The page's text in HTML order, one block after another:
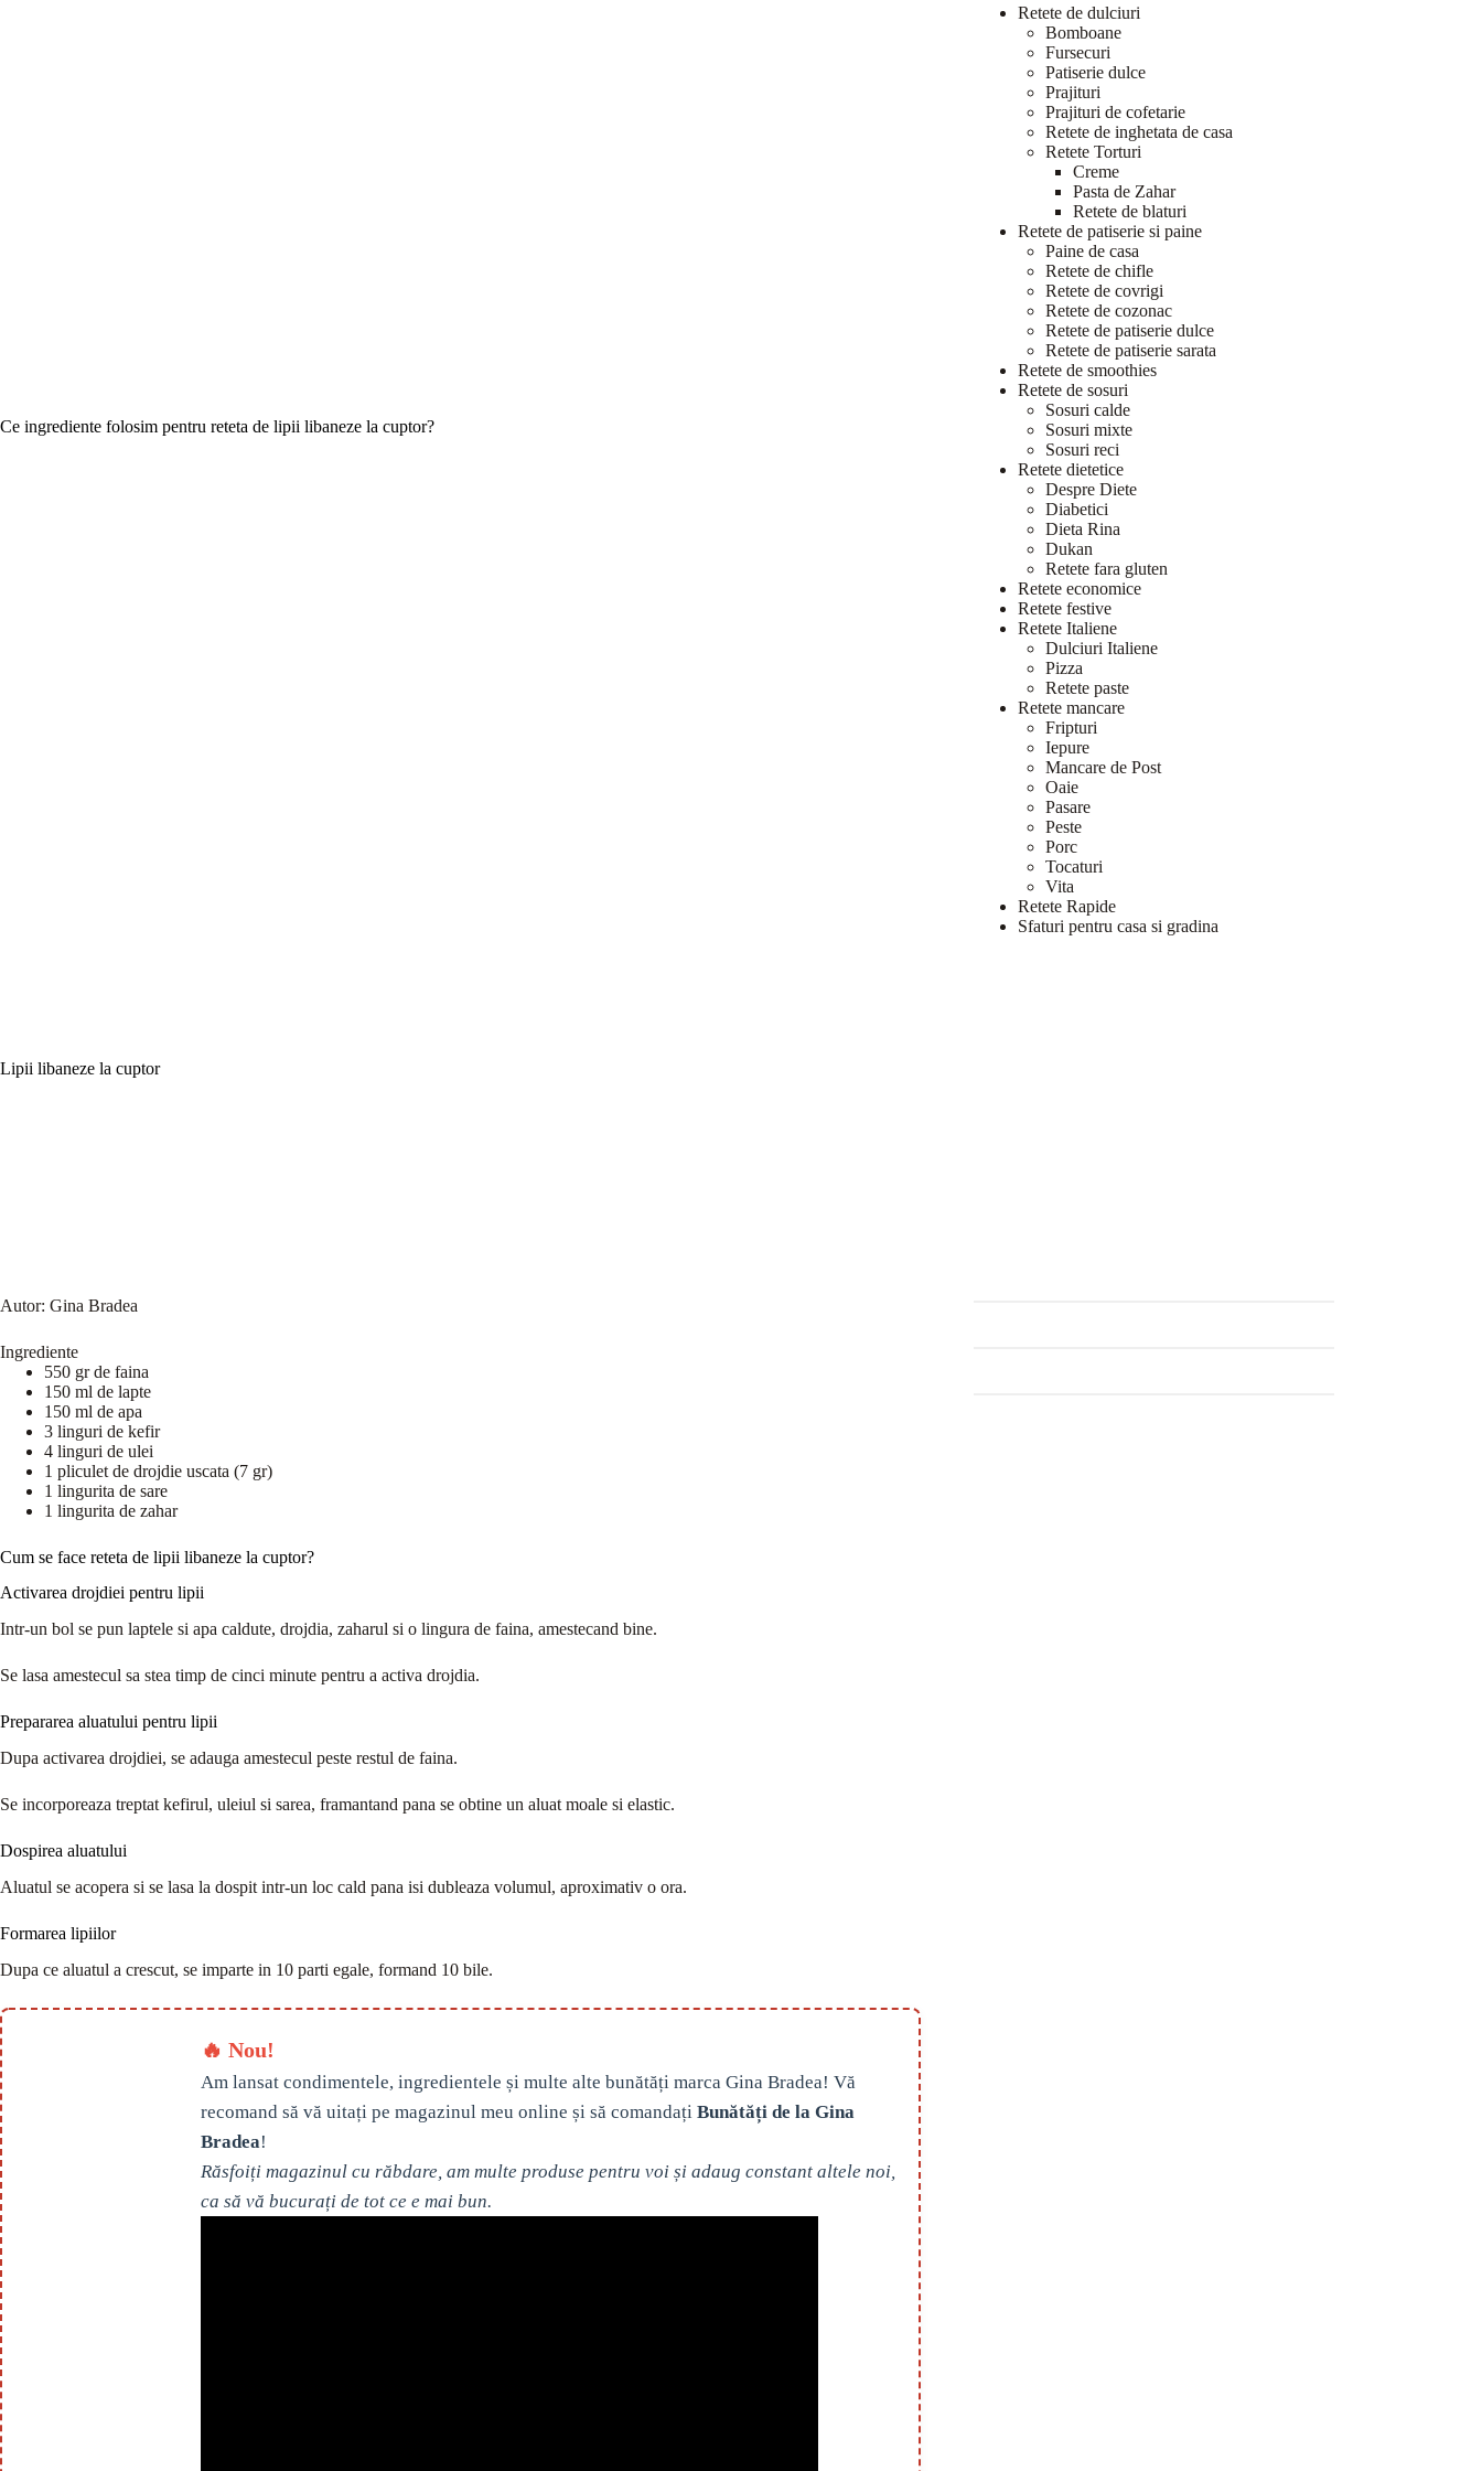
Ce ingrediente folosim pentru reteta de lipii libaneze la cuptor?
Lipii libaneze la cuptor
Autor: Gina Bradea
Ingrediente
550 gr de faina
150 ml de lapte
150 ml de apa
3 linguri de kefir
4 linguri de ulei
1 pliculet de drojdie uscata (7 gr)
1 lingurita de sare
1 lingurita de zahar
Cum se face reteta de lipii libaneze la cuptor?
Activarea drojdiei pentru lipii
Intr-un bol se pun laptele si apa caldute, drojdia, zaharul si o lingura de faina, amestecand bine.
Se lasa amestecul sa stea timp de cinci minute pentru a activa drojdia.
Prepararea aluatului pentru lipii
Dupa activarea drojdiei, se adauga amestecul peste restul de faina.
Se incorporeaza treptat kefirul, uleiul si sarea, framantand pana se obtine un aluat moale si elastic.
Dospirea aluatului
Aluatul se acopera si se lasa la dospit intr-un loc cald pana isi dubleaza volumul, aproximativ o ora.
Formarea lipiilor
Dupa ce aluatul a crescut, se imparte in 10 parti egale, formand 10 bile.
🔥 Nou!
Am lansat condimentele, ingredientele și multe alte bunătăți marca Gina Bradea! Vă
recomand să vă uitați pe magazinul meu online și să comandați Bunătăți de la Gina
Bradea!
Răsfoiți magazinul cu răbdare, am multe produse pentru voi și adaug constant altele noi,
ca să vă bucurați de tot ce e mai bun.
Retete de dulciuri
Bomboane
Fursecuri
Patiserie dulce
Prajituri
Prajituri de cofetarie
Retete de inghetata de casa
Retete Torturi
Creme
Pasta de Zahar
Retete de blaturi
Retete de patiserie si paine
Paine de casa
Retete de chifle
Retete de covrigi
Retete de cozonac
Retete de patiserie dulce
Retete de patiserie sarata
Retete de smoothies
Retete de sosuri
Sosuri calde
Sosuri mixte
Sosuri reci
Retete dietetice
Despre Diete
Diabetici
Dieta Rina
Dukan
Retete fara gluten
Retete economice
Retete festive
Retete Italiene
Dulciuri Italiene
Pizza
Retete paste
Retete mancare
Fripturi
Iepure
Mancare de Post
Oaie
Pasare
Peste
Porc
Tocaturi
Vita
Retete Rapide
Sfaturi pentru casa si gradina